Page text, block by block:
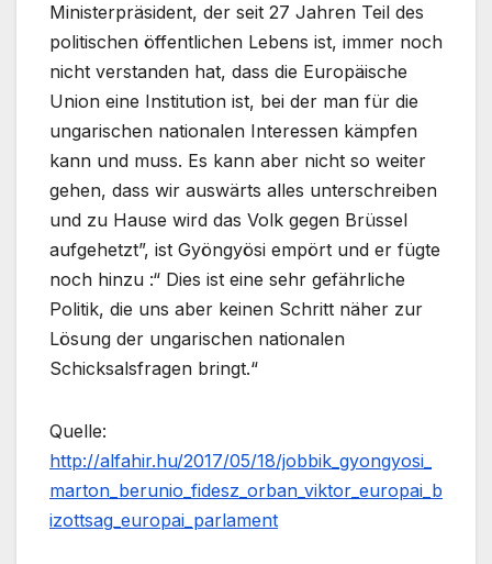
Ministerpräsident, der seit 27 Jahren Teil des
politischen öffentlichen Lebens ist, immer noch
nicht verstanden hat, dass die Europäische
Union eine Institution ist, bei der man für die
ungarischen nationalen Interessen kämpfen
kann und muss. Es kann aber nicht so weiter
gehen, dass wir auswärts alles unterschreiben
und zu Hause wird das Volk gegen Brüssel
aufgehetzt”, ist Gyöngyösi empört und er fügte
noch hinzu :“ Dies ist eine sehr gefährliche
Politik, die uns aber keinen Schritt näher zur
Lösung der ungarischen nationalen
Schicksalsfragen bringt.“
Quelle:
http://alfahir.hu/2017/05/18/jobbik_gyongyosi_
marton_berunio_fidesz_orban_viktor_europai_b
izottsag_europai_parlament